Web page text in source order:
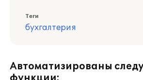
Теги
бухгалтерия
Автоматизированы